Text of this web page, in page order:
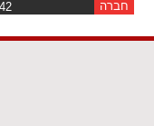
ניגודיות בהירה
חברה